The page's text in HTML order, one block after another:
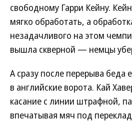
свободному Гарри Кейну.
мягко обработать, а
незадачливого на этом
вышла скверной — немцы
А сразу после перерыва беда
в английские ворота. Кай
касание с линии штрафной,
впечатывая мяч под